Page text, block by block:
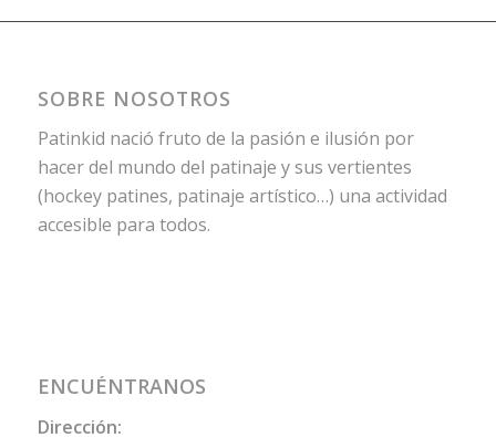
SOBRE NOSOTROS
Patinkid nació fruto de la pasión e ilusión por
hacer del mundo del patinaje y sus vertientes
(hockey patines, patinaje artístico…) una actividad
accesible para todos.
ENCUÉNTRANOS
Dirección: